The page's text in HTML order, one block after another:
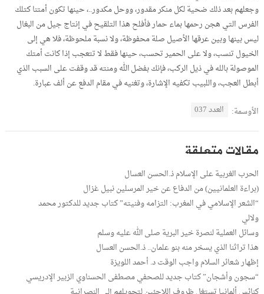
وجعلهم بعد ذلك ضحية لكل منكر مقدور، ووحل مكدور..، حينها تكون أمتنا كتلك
الفرس التي هجن رحمها بماء حمار فأفلح هذا التلقيح في إنتاج جيل من البغال
ليس بينها وبين عرقها الأصيل صلة محفوظة، ولا نسبة ملحوظة، فلا هي إلى
الخيول تنسب، ولا على الحمير تحسب، حينها فقط لا تتعجب إذا كانت أمتك
الموصولة بالله في ذيل الركب، فإنك بفضل الله ومنته قد وقفت على السبب الذي
أبطل العجب، واللبيب تكفيه الإشارة، وتغنيه في مقام الدفع عن ألف عبارة.
الأوسمة: العدد 037
مقالات متعلقة
الحرب الغربية على الإسلام ذ.الحسن العسال
(براءة العلمانيين) من الدفاع عن خير المرسلين نبيل غزال
“الشعر الإسلامي في المغرب: التزامه وفنيته” كتاب جديد للدكتور محمد
ولالي
وسائل العملية لنصرة خير البرية صلى الله عليه وسلم
هذا تراثنا الذي يسخر منه بنو علمان.. ذ.الحسن العسال
إظهار شعائر السلام واجب الوقت د. أحمد اللويزة
“سجون وأشجان” كتاب جديد للصحفي مصطفى الحسناوي الزبير الإدريسي